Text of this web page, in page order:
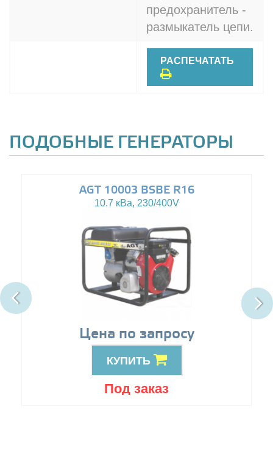
предохранитель -
размыкатель цепи.
РАСПЕЧАТАТЬ
ПОДОБНЫЕ ГЕНЕРАТОРЫ
AGT 10003 BSBE R16
10.7 кВа, 230/400V
Цена по запросу
КУПИТЬ
Под заказ